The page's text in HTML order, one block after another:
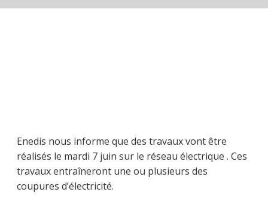
Enedis nous informe que des travaux vont être
réalisés le mardi 7 juin sur le réseau électrique . Ces
travaux entraîneront une ou plusieurs des
coupures d’électricité.